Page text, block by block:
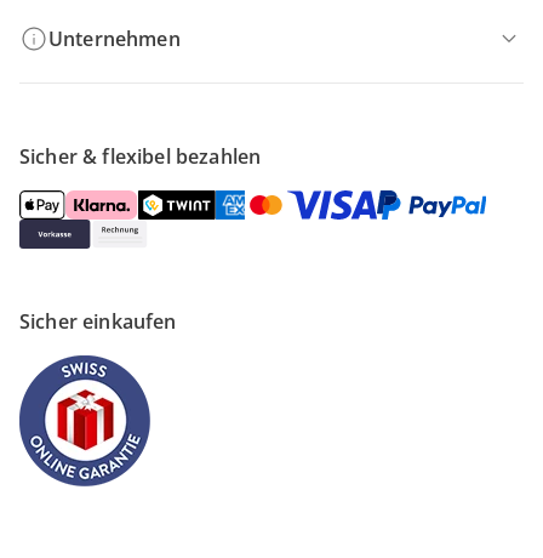
Unternehmen
Sicher & flexibel bezahlen
Sicher einkaufen